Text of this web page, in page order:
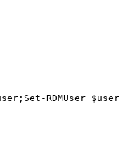
RDMUser $user